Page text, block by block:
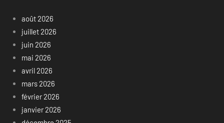
août 2026
juillet 2026
juin 2026
mai 2026
avril 2026
mars 2026
février 2026
janvier 2026